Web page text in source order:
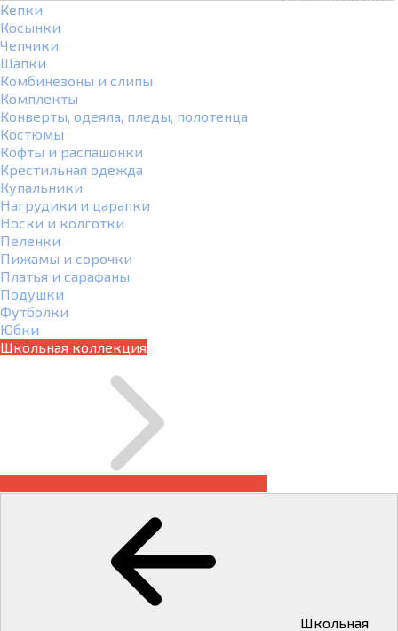
Кепки
Косынки
Чепчики
Шапки
Комбинезоны и слипы
Комплекты
Конверты, одеяла, пледы, полотенца
Костюмы
Кофты и распашонки
Крестильная одежда
Купальники
Нагрудики и царапки
Носки и колготки
Пеленки
Пижамы и сорочки
Платья и сарафаны
Подушки
Футболки
Юбки
Школьная коллекция